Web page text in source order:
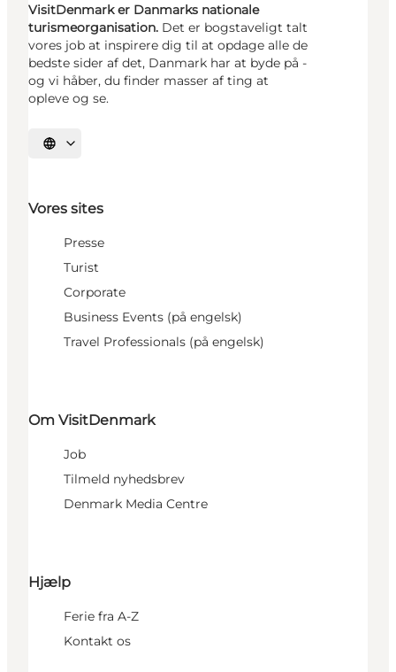
VisitDenmark er Danmarks nationale
turismeorganisation. Det er bogstaveligt talt
vores job at inspirere dig til at opdage alle de
bedste sider af det, Danmark har at byde på -
og vi håber, du finder masser af ting at
opleve og se.
Vælg sprog
Vores sites
Presse
Turist
Corporate
Business Events (på engelsk)
Travel Professionals (på engelsk)
Om VisitDenmark
Job
Tilmeld nyhedsbrev
Denmark Media Centre
Hjælp
Ferie fra A-Z
Kontakt os